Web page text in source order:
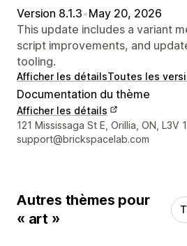
Version 8.1.3•May 20, 2026
This update includes a variant
script improvements, and
tooling.
Afficher les détailsToutes les
Documentation du thème
Afficher les détails
Coordonnées du concepteur
121 Mississaga St E, Orillia, ON, L3V
support@brickspacelab.com
Autres thèmes pour
« art »